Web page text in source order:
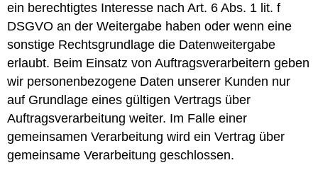
ein berechtigtes Interesse nach Art. 6 Abs. 1 lit. f
DSGVO an der Weitergabe haben oder wenn eine
sonstige Rechtsgrundlage die Datenweitergabe
erlaubt. Beim Einsatz von Auftragsverarbeitern geben
wir personenbezogene Daten unserer Kunden nur
auf Grundlage eines gültigen Vertrags über
Auftragsverarbeitung weiter. Im Falle einer
gemeinsamen Verarbeitung wird ein Vertrag über
gemeinsame Verarbeitung geschlossen.